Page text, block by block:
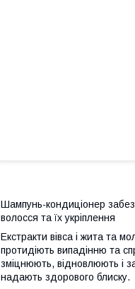
Шампунь-кондиціонер
волосся та їх укріплення
Екстракти вівса і жита та
протидіють випадінню та
зміцнюють, відновлюють і
надають здорового блиску.